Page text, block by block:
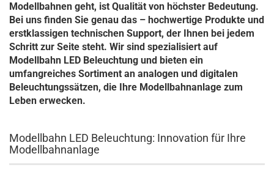
Modellbahnen geht, ist Qualität von höchster Bedeutung.
Bei uns finden Sie genau das – hochwertige Produkte und
erstklassigen technischen Support, der Ihnen bei jedem
Schritt zur Seite steht. Wir sind spezialisiert auf
Modellbahn LED Beleuchtung und bieten ein
umfangreiches Sortiment an analogen und digitalen
Beleuchtungssätzen, die Ihre Modellbahnanlage zum
Leben erwecken.
Modellbahn LED Beleuchtung: Innovation für Ihre
Modellbahnanlage